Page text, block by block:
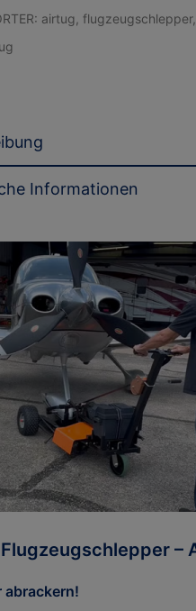
airtug flugzeugschlepper,
Informationen
–
abrackern!